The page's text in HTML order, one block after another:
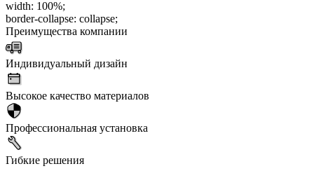
width: 100%;
border-collapse: collapse;
Преимущества компании
Индивидуальный дизайн
Высокое качество материалов
Профессиональная установка
Гибкие решения